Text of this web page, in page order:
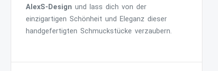
AlexS-Design und lass dich von der
einzigartigen Schönheit und Eleganz dieser
handgefertigten Schmuckstücke verzaubern.